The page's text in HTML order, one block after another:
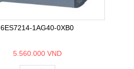
6ES7214-1AG40-0XB0
5.560.000 VND